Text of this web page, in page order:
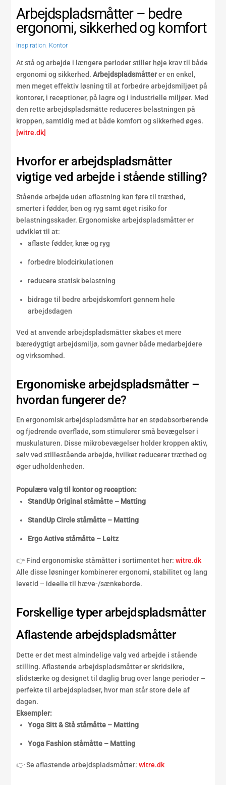
Arbejdspladsmåtter – bedre
ergonomi, sikkerhed og komfort
Inspiration Kontor
At stå og arbejde i længere perioder stiller høje krav til både
ergonomi og sikkerhed.Arbejdspladsmåtterer en enkel,
men meget effektiv løsning til at forbedre arbejdsmiljøet på
kontorer, i receptioner, på lagre og i industrielle miljøer. Med
den rette arbejdspladsmåtte reduceres belastningen på
kroppen, samtidig med at både komfort og sikkerhed øges.
[witre.dk]
Hvorfor er arbejdspladsmåtter
vigtige ved arbejde i stående stilling?
Stående arbejde uden aflastning kan føre til træthed,
smerter i fødder, ben og ryg samt øget risiko for
belastningsskader. Ergonomiske arbejdspladsmåtter er
udviklet til at:
aflaste fødder, knæ og ryg
forbedre blodcirkulationen
reducere statisk belastning
bidrage til bedre arbejdskomfort gennem hele
arbejdsdagen
Ved at anvende arbejdspladsmåtter skabes et mere
bæredygtigt arbejdsmiljø, som gavner både medarbejdere
og virksomhed.
Ergonomiske arbejdspladsmåtter –
hvordan fungerer de?
En ergonomisk arbejdspladsmåtte har en stødabsorberende
og fjedrende overflade, som stimulerer små bevægelser i
muskulaturen. Disse mikrobevægelser holder kroppen aktiv,
selv ved stillestående arbejde, hvilket reducerer træthed og
øger udholdenheden.
Populære valg til kontor og reception:
StandUp Original ståmåtte – Matting
StandUp Circle ståmåtte – Matting
Ergo Active ståmåtte – Leitz
👉 Find ergonomiske ståmåtter i sortimentet her:witre.dk
Alle disse løsninger kombinerer ergonomi, stabilitet og lang
levetid – ideelle til hæve-/sænkeborde.
Forskellige typer arbejdspladsmåtter
Aflastende arbejdspladsmåtter
Dette er det mest almindelige valg ved arbejde i stående
stilling. Aflastende arbejdspladsmåtter er skridsikre,
slidstærke og designet til daglig brug over lange perioder –
perfekte til arbejdspladser, hvor man står store dele af
dagen.
Eksempler:
Yoga Sitt & Stå ståmåtte – Matting
Yoga Fashion ståmåtte – Matting
👉 Se aflastende arbejdspladsmåtter:witre.dk